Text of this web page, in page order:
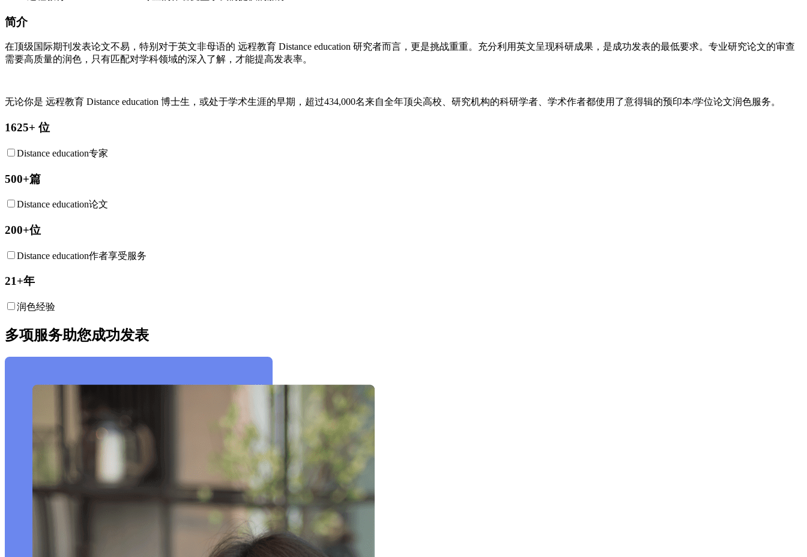
简介
在顶级国际期刊发表论文不易，特别对于英文非母语的 远程教育 Distance education 研究者而言，更是挑战重重。充分利用英文呈现科研成果，是成功发表的最低要求。专业研究论文的审查
需要高质量的润色，只有匹配对学科领域的深入了解，才能提高发表率。
无论你是 远程教育 Distance education 博士生，或处于学术生涯的早期，超过434,000名来自全年顶尖高校、研究机构的科研学者、学术作者都使用了意得辑的预印本/学位论文润色服务。
1625+ 位
Distance education专家
500+篇
Distance education论文
200+位
Distance education作者享受服务
21+年
润色经验
多项服务助您成功发表